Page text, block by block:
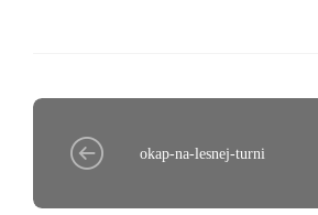
okap-na-lesnej-turni